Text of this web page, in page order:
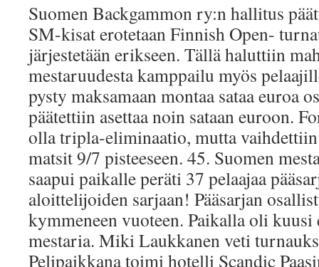
Suomen Backgammon ry:n hallitus
SM-kisat erotetaan Finnish Open-
järjestetään erikseen. Tällä haluttiin
mestaruudesta kamppailu myös
pysty maksamaan montaa sataa euroa
päätettiin asettaa noin sataan euroon.
olla tripla-eliminaatio, mutta
matsit 9/7 pisteeseen. 45. Suomen
saapui paikalle peräti 37 pelaajaa
aloittelijoiden sarjaan! Pääsarjan
kymmeneen vuoteen. Paikalla oli kuusi
mestaria. Miki Laukkanen veti
Pelipaikkana toimi hotelli Scandic